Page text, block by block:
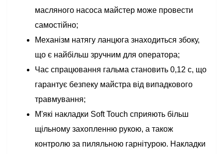
масляного насоса майстер може провести
самостійно;
Механізм натягу ланцюга знаходиться збоку,
що є найбільш зручним для оператора;
Час спрацювання гальма становить 0,12 с, що
гарантує безпеку майстра від випадкового
травмування;
М'які накладки Soft Touch сприяють більш
щільному захопленню рукою, а також
контролю за пиляльною гарнітурою. Накладки